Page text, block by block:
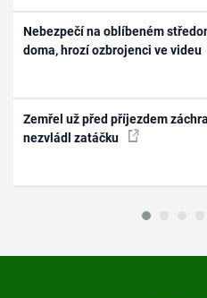
Nebezpečí na oblíbeném
doma, hrozí ozbrojenci ve videu
Zemřel už před příjezdem
nezvládl zatáčku